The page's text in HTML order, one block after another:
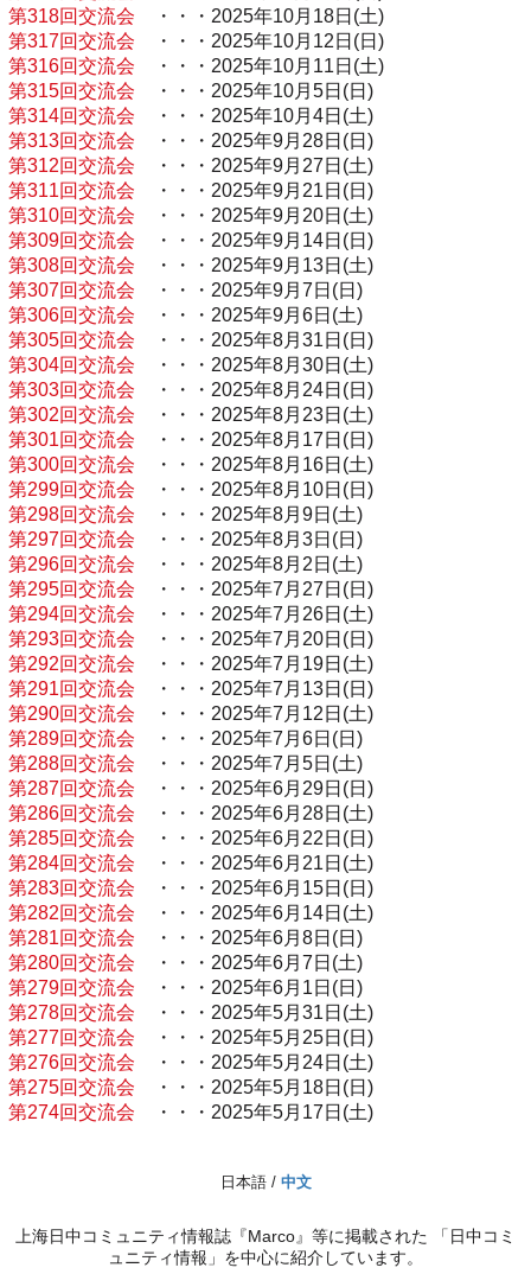
第318回交流会 ・・・2025年10月18日(土)
第317回交流会 ・・・2025年10月12日(日)
第316回交流会 ・・・2025年10月11日(土)
第315回交流会 ・・・2025年10月5日(日)
第314回交流会 ・・・2025年10月4日(土)
第313回交流会 ・・・2025年9月28日(日)
第312回交流会 ・・・2025年9月27日(土)
第311回交流会 ・・・2025年9月21日(日)
第310回交流会 ・・・2025年9月20日(土)
第309回交流会 ・・・2025年9月14日(日)
第308回交流会 ・・・2025年9月13日(土)
第307回交流会 ・・・2025年9月7日(日)
第306回交流会 ・・・2025年9月6日(土)
第305回交流会 ・・・2025年8月31日(日)
第304回交流会 ・・・2025年8月30日(土)
第303回交流会 ・・・2025年8月24日(日)
第302回交流会 ・・・2025年8月23日(土)
第301回交流会 ・・・2025年8月17日(日)
第300回交流会 ・・・2025年8月16日(土)
第299回交流会 ・・・2025年8月10日(日)
第298回交流会 ・・・2025年8月9日(土)
第297回交流会 ・・・2025年8月3日(日)
第296回交流会 ・・・2025年8月2日(土)
第295回交流会 ・・・2025年7月27日(日)
第294回交流会 ・・・2025年7月26日(土)
第293回交流会 ・・・2025年7月20日(日)
第292回交流会 ・・・2025年7月19日(土)
第291回交流会 ・・・2025年7月13日(日)
第290回交流会 ・・・2025年7月12日(土)
第289回交流会 ・・・2025年7月6日(日)
第288回交流会 ・・・2025年7月5日(土)
第287回交流会 ・・・2025年6月29日(日)
第286回交流会 ・・・2025年6月28日(土)
第285回交流会 ・・・2025年6月22日(日)
第284回交流会 ・・・2025年6月21日(土)
第283回交流会 ・・・2025年6月15日(日)
第282回交流会 ・・・2025年6月14日(土)
第281回交流会 ・・・2025年6月8日(日)
第280回交流会 ・・・2025年6月7日(土)
第279回交流会 ・・・2025年6月1日(日)
第278回交流会 ・・・2025年5月31日(土)
第277回交流会 ・・・2025年5月25日(日)
第276回交流会 ・・・2025年5月24日(土)
第275回交流会 ・・・2025年5月18日(日)
第274回交流会 ・・・2025年5月17日(土)
日本語 / 中文
上海日中コミュニティ情報誌『Marco』等に掲載された 「日中コミ
ュニティ情報」を中心に紹介しています。